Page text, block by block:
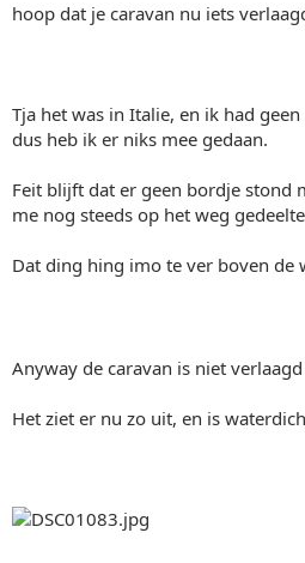
hoop dat je caravan nu iets
Tja het was in Italie, en ik had
dus heb ik er niks mee gedaan.
Feit blijft dat er geen bordje stond
me nog steeds op het weg
Dat ding hing imo te ver boven de
Anyway de caravan is niet
Het ziet er nu zo uit, en is